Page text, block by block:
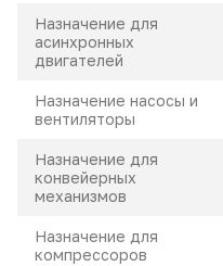
Назначение для
асинхронных
двигателей
Назначение насосы и
вентиляторы
Назначение для
конвейерных
механизмов
Назначение для
компрессоров